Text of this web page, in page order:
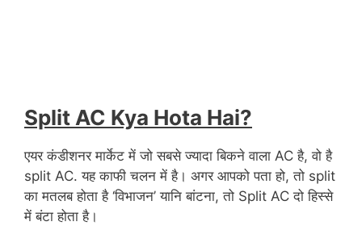
Split AC Kya Hota Hai?
एयर कंडीशनर मार्केट में जो सबसे ज्यादा बिकने वाला AC है, वो है
split AC. यह काफी चलन में है। अगर आपको पता हो, तो split
का मतलब होता है ‘विभाजन’ यानि बांटना, तो Split AC दो हिस्से
में बंटा होता है।